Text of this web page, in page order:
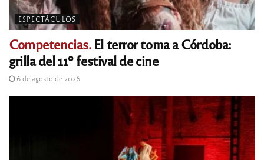
ESPECTÁCULOS
Competencias.El terror toma a Córdoba:
grilla del 11º festival de cine
6 de agosto de 2026